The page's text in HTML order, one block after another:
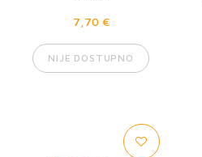
7,70 €
NIJE DOSTUPNO